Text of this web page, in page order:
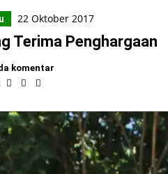
22 Oktober 2017
Terima Penghargaan
komentar